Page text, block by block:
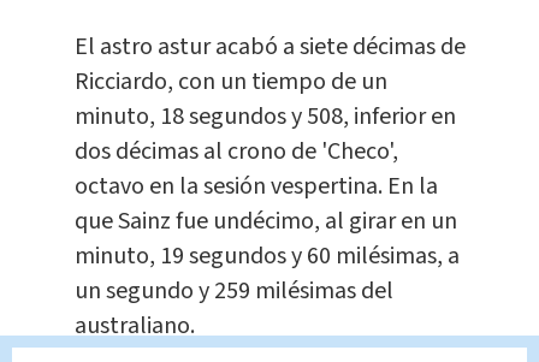
El astro astur acabó a siete décimas de
Ricciardo, con un tiempo de un
minuto, 18 segundos y 508, inferior en
dos décimas al crono de 'Checo',
octavo en la sesión vespertina. En la
que Sainz fue undécimo, al girar en un
minuto, 19 segundos y 60 milésimas, a
un segundo y 259 milésimas del
australiano.